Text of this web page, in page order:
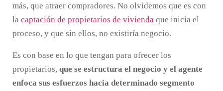
más, que atraer compradores. No olvidemos que es con
la captación de propietarios de vivienda que inicia el
proceso, y que sin ellos, no existiría negocio.
Es con base en lo que tengan para ofrecer los
propietarios, que se estructura el negocio y el agente
enfoca sus esfuerzos hacia determinado segmento